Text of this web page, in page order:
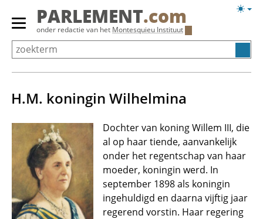
Overslaan
Primair
menu
tonen/verbergen
PARLEMENT.com
onder redactie van het Montesquieu Instituut
H.M. koningin Wilhelmina
Dochter van koning Willem III, die
al op haar tiende, aanvankelijk
onder het regentschap van haar
moeder, koningin werd. In
september 1898 als koningin
ingehuldigd en daarna vijftig jaar
regerend vorstin. Haar regering